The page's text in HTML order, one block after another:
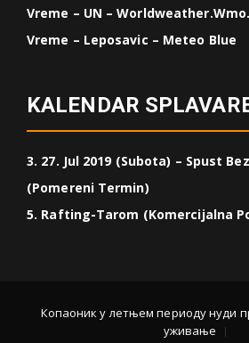
Vreme – UN –
Vreme – Leposavic – Meteo Blue
KALENDAR
3. 27. Jul 2019 (Subota) – Spust
(Pomereni Termin)
5. Rafting-Tarom (Komercijalna
Копаоник у летњем периоду нуди
уживање